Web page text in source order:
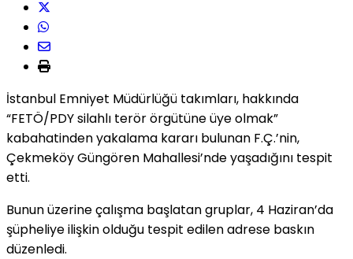
İstanbul Emniyet Müdürlüğü takımları, hakkında
“FETÖ/PDY silahlı terör örgütüne üye olmak”
kabahatinden yakalama kararı bulunan F.Ç.’nin,
Çekmeköy Güngören Mahallesi’nde yaşadığını tespit
etti.
Bunun üzerine çalışma başlatan gruplar, 4 Haziran’da
şüpheliye ilişkin olduğu tespit edilen adrese baskın
düzenledi.